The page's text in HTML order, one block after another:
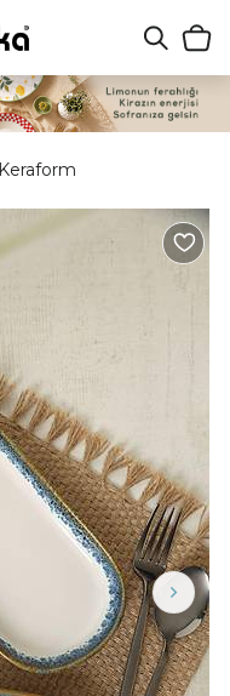
Keraform